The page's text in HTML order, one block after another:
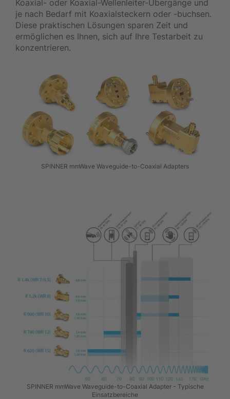
Koaxial- oder Koaxial-Wellenleiter-Übergänge und
je nach Bedarf mit Koaxialsteckern oder -buchsen.
Diese praktischen Lösungen sparen Zeit und
ermöglichen es Ihnen, sich auf Ihre Testarbeit zu
konzentrieren.
SPINNER mmWave Waveguide-to-Coaxial Adapters
SPINNER mmWave Waveguide-to-Coaxial Adapter - Typische
Einsatzbereiche